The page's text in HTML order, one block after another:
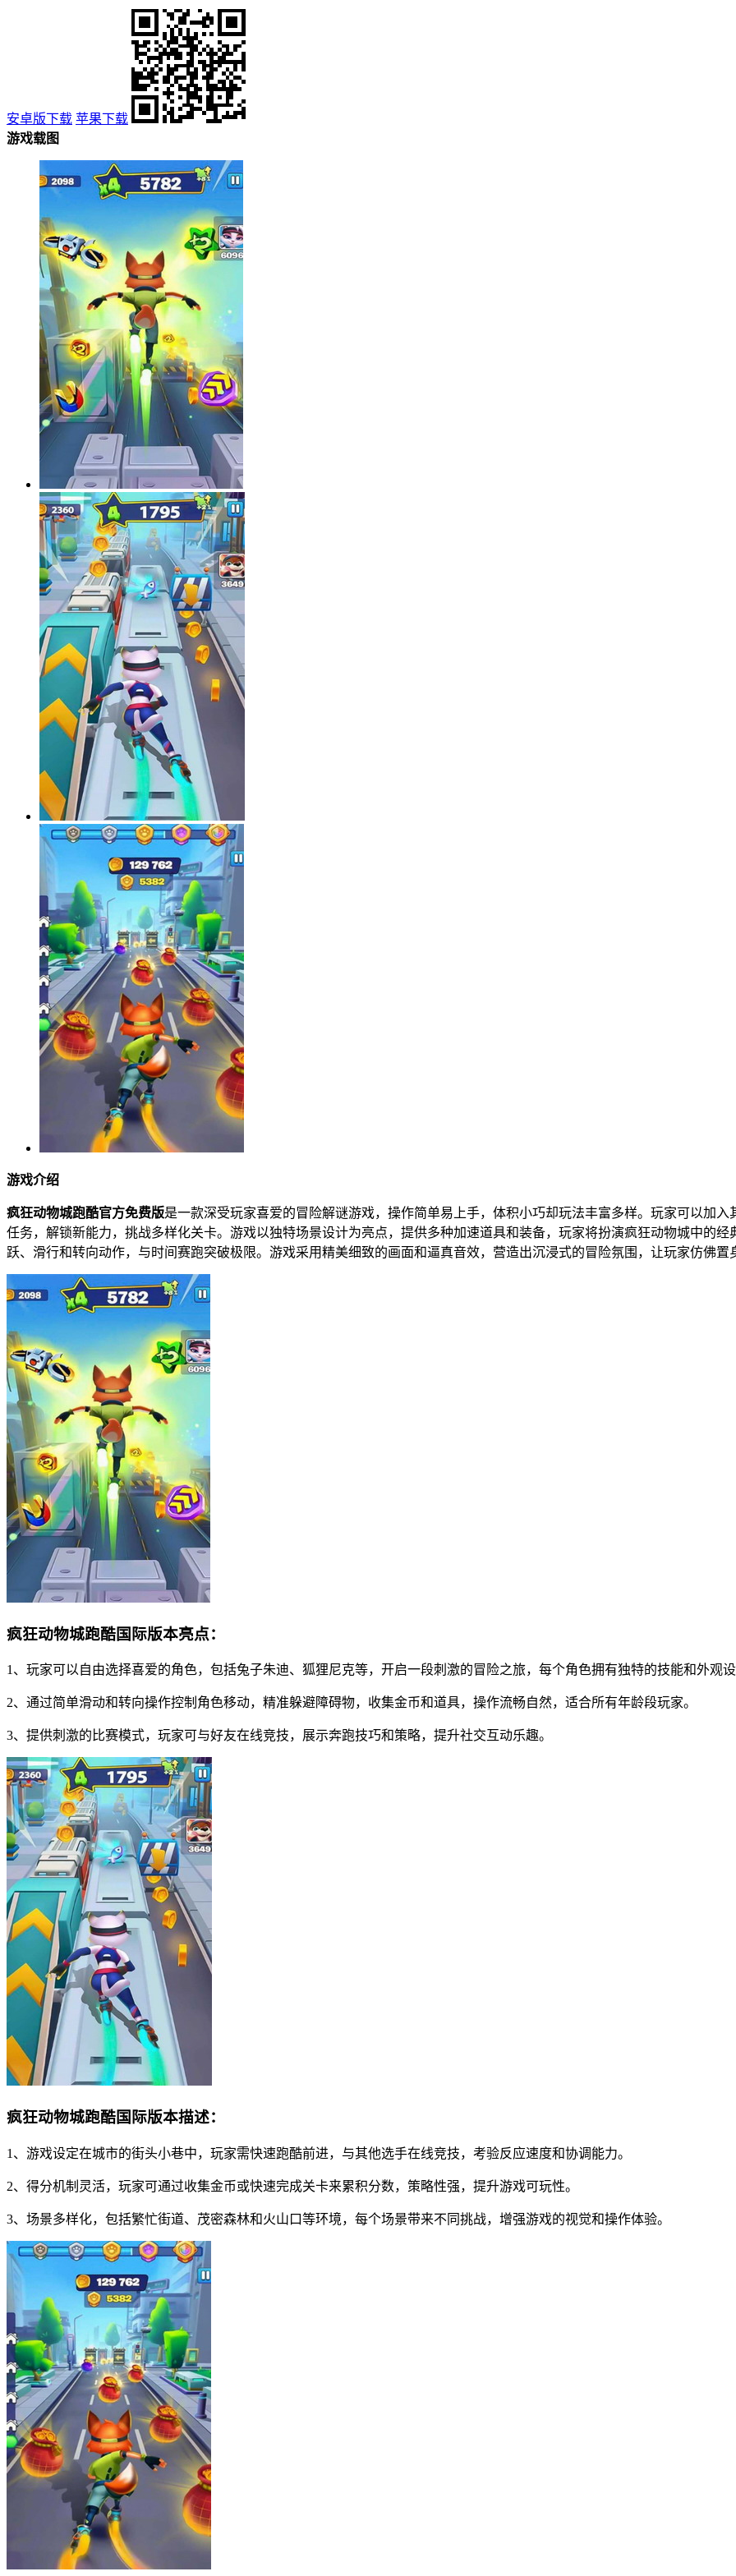
安卓版下载 苹果下载
游戏载图
游戏介绍
疯狂动物城跑酷官方免费版是一款深受玩家喜爱的冒险解谜游戏，操作简单易上手，体积小巧却玩法丰富多样。玩家可以加
任务，解锁新能力，挑战多样化关卡。游戏以独特场景设计为亮点，提供多种加速道具和装备，玩家将扮演疯狂动物城中的
跃、滑行和转向动作，与时间赛跑突破极限。游戏采用精美细致的画面和逼真音效，营造出沉浸式的冒险氛围，让玩家仿佛置
疯狂动物城跑酷国际版本亮点：
1、玩家可以自由选择喜爱的角色，包括兔子朱迪、狐狸尼克等，开启一段刺激的冒险之旅，每个角色拥有独特的技能和外观
2、通过简单滑动和转向操作控制角色移动，精准躲避障碍物，收集金币和道具，操作流畅自然，适合所有年龄段玩家。
3、提供刺激的比赛模式，玩家可与好友在线竞技，展示奔跑技巧和策略，提升社交互动乐趣。
疯狂动物城跑酷国际版本描述：
1、游戏设定在城市的街头小巷中，玩家需快速跑酷前进，与其他选手在线竞技，考验反应速度和协调能力。
2、得分机制灵活，玩家可通过收集金币或快速完成关卡来累积分数，策略性强，提升游戏可玩性。
3、场景多样化，包括繁忙街道、茂密森林和火山口等环境，每个场景带来不同挑战，增强游戏的视觉和操作体验。